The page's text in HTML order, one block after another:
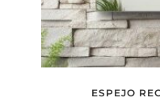
ESPEJO